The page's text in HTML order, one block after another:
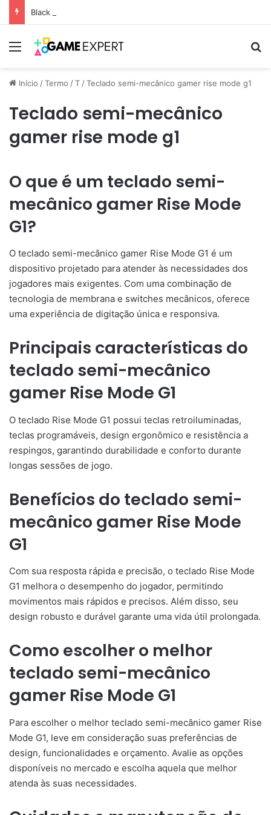
Black Friday: descontos incríveis em eletrônicos
Menu
Início /Termo /T /Teclado semi-mecânico gamer rise mode g1
Teclado semi-mecânico
gamer rise mode g1
O que é um teclado semi-
mecânico gamer Rise Mode
G1?
O teclado semi-mecânico gamer Rise Mode G1 é um
dispositivo projetado para atender às necessidades dos
jogadores mais exigentes. Com uma combinação de
tecnologia de membrana e switches mecânicos, oferece
uma experiência de digitação única e responsiva.
Principais características do
teclado semi-mecânico
gamer Rise Mode G1
O teclado Rise Mode G1 possui teclas retroiluminadas,
teclas programáveis, design ergonômico e resistência a
respingos, garantindo durabilidade e conforto durante
longas sessões de jogo.
Benefícios do teclado semi-
mecânico gamer Rise Mode
G1
Com sua resposta rápida e precisão, o teclado Rise Mode
G1 melhora o desempenho do jogador, permitindo
movimentos mais rápidos e precisos. Além disso, seu
design robusto e durável garante uma vida útil prolongada.
Como escolher o melhor
teclado semi-mecânico
gamer Rise Mode G1
Para escolher o melhor teclado semi-mecânico gamer Rise
Mode G1, leve em consideração suas preferências de
design, funcionalidades e orçamento. Avalie as opções
disponíveis no mercado e escolha aquela que melhor
atenda às suas necessidades.